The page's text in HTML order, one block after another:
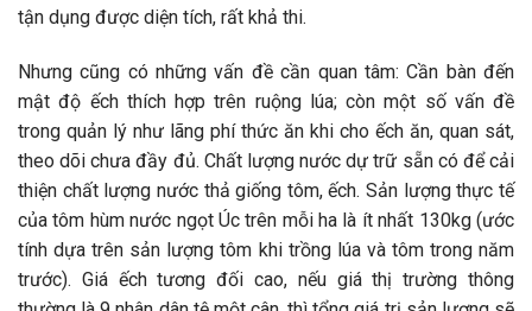
tận dụng được diện tích, rất khả thi.
Nhưng cũng có những vấn đề cần quan tâm: Cần bàn đến
mật độ ếch thích hợp trên ruộng lúa; còn một số vấn đề
trong quản lý như lãng phí thức ăn khi cho ếch ăn, quan sát,
theo dõi chưa đầy đủ. Chất lượng nước dự trữ sẵn có để cải
thiện chất lượng nước thả giống tôm, ếch. Sản lượng thực tế
của tôm hùm nước ngọt Úc trên mỗi ha là ít nhất 130kg (ước
tính dựa trên sản lượng tôm khi trồng lúa và tôm trong năm
trước). Giá ếch tương đối cao, nếu giá thị trường thông